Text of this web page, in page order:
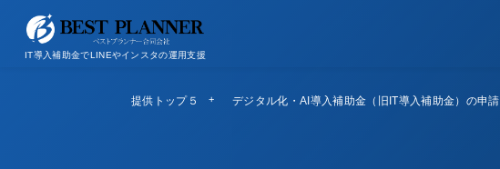
IT導入補助金でLINEやインスタの運用支援
提供トップ５
Top5 デジタル化・AI導入補助金（旧IT導入補助金）の申請